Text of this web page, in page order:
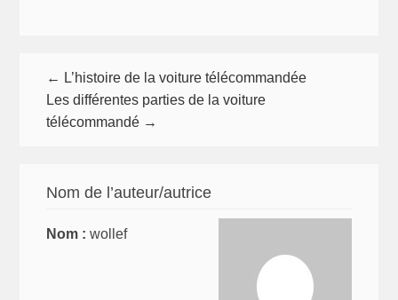
types
de
voitures
← L’histoire de la voiture télécommandée
Les différentes parties de la voiture
télécommandé →
Nom de l’auteur/autrice
Nom : wollef